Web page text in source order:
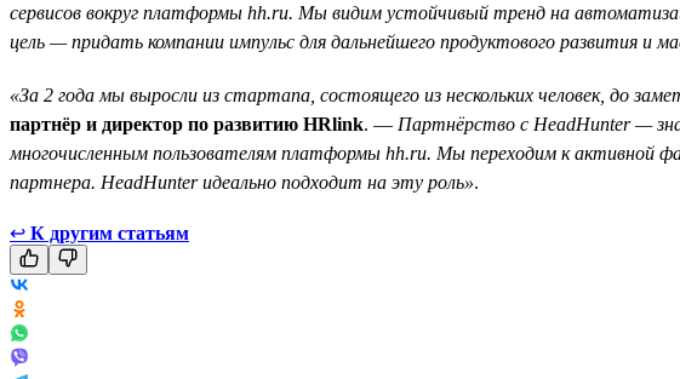
сервисов вокруг платформы hh.ru. Мы видим устойчивый тренд на
цель — придать компании импульс для дальнейшего продуктового развития и
«За 2 года мы выросли из стартапа, состоящего из нескольких человек, до
партнёр и директор по развитию HRlink. — Партнёрство с HeadHunter —
многочисленным пользователям платформы hh.ru. Мы переходим к активной
партнера. HeadHunter идеально подходит на эту роль».
↩ К другим статьям